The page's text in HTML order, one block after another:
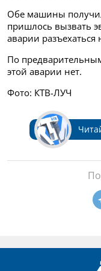
Обе машины
пришлось вызвать
аварии разъехаться
По
этой аварии нет.
Фото: КТВ-ЛУЧ